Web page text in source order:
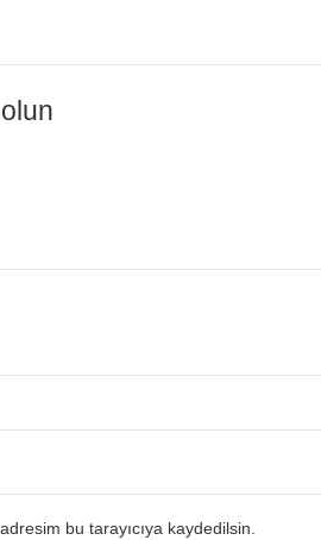
bu tarayıcıya kaydedilsin.